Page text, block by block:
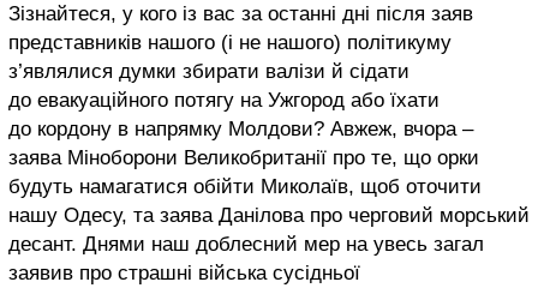
Зізнайтеся, у кого із вас за останні дні після заяв
представників нашого (і не нашого) політикуму
з’являлися думки збирати валізи й сідати
до евакуаційного потягу на Ужгород або їхати
до кордону в напрямку Молдови? Авжеж, вчора –
заява Міноборони Великобританії про те, що орки
будуть намагатися обійти Миколаїв, щоб оточити
нашу Одесу, та заява Данілова про черговий морський
десант. Днями наш доблесний мер на увесь загал
заявив про страшні війська сусідньої